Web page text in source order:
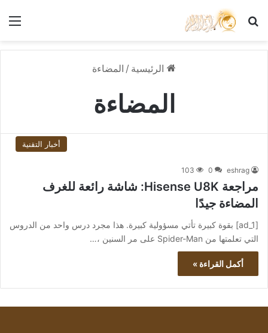
بحث عن
الرئيسية / المضاءة
المضاءة
أخبار التقنية
eshrag
0
103
مراجعة Hisense U8K: شاشة رائعة للغرف
المضاءة جيدًا
[ad_1] بقوة كبيرة تأتي مسؤولية كبيرة. هذا مجرد درس واحد من الدروس
التي تعلمتها من Spider-Man على مر السنين ،…
أكمل القراءة »